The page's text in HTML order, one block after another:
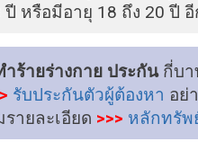
หรือมีอายุ 18 ถึง 20 ปี
ร้ายร่างกาย ประกันกี่บา
รับประกันตัวผู้ต้องหา อย่
ายละเอียด >>> หลักทรัพ